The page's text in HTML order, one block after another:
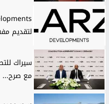
لتقديم
سيراك
مع صرح...